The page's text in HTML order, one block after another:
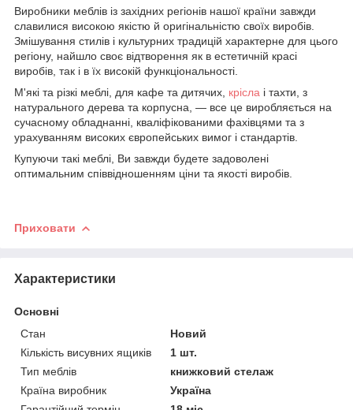
Виробники меблів із західних регіонів нашої країни завжди
славилися високою якістю й оригінальністю своїх виробів.
Змішування стилів і культурних традицій характерне для цього
регіону, найшло своє відтворення як в естетичній красі
виробів, так і в їх високій функціональності.
М'які та різкі меблі, для кафе та дитячих, крісла і тахти, з
натурального дерева та корпусна, — все це виробляється на
сучасному обладнанні, кваліфікованими фахівцями та з
урахуванням високих європейських вимог і стандартів.
Купуючи такі меблі, Ви завжди будете задоволені
оптимальним співвідношенням ціни та якості виробів.
Приховати
Характеристики
Основні
Стан
Новий
Кількість висувних ящиків
1 шт.
Тип меблів
книжковий стелаж
Країна виробник
Україна